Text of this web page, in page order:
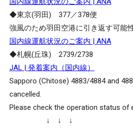
◆東京(羽田) 377／378便
強風のため羽田空港に引き返す可能
国内線運航状況のご案内 | ANA
◆札幌(丘珠) 2739/2738
JAL | 発着案内（国内線）
Sapporo (Chitose) 4883/4884 and
cancelled.
Please check the operation status of
↓ ↓ ↓